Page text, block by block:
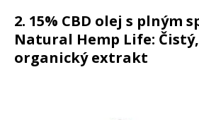
2. 15% CBD olej s plným
Natural Hemp Life:
organický extrakt